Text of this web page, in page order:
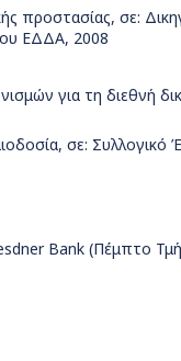
προστασίας, σε:
ΕΔΔΑ, 2008
για τη διεθνή
σε:
Bank (Πέμπτο